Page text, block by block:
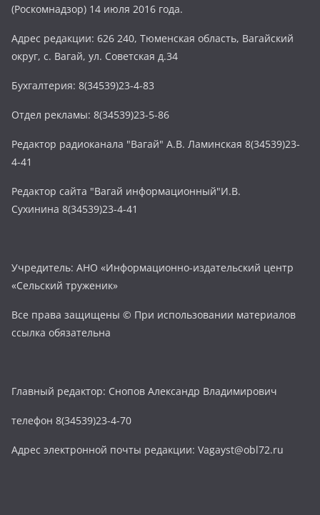
(Роскомнадзор) 14 июля 2016 года.
Адрес редакции: 626 240, Тюменская область, Вагайский
округ, с. Вагай, ул. Советская д.34
Бухгалтерия: 8(34539)23-4-83
Отдел рекламы: 8(34539)23-5-86
Редактор радиоканала "Вагай" А.В. Ламинская 8(34539)23-
4-41
Редактор сайта "Вагай информационный"И.В.
Сухинина 8(34539)23-4-41
Учредитель: АНО «Информационно-издательский центр
«Сельский труженик»
Все права защищены © При использовании материалов
ссылка обязательна
Главный редактор: Снопов Александр Владимирович
телефон 8(34539)23-4-70
Адрес электронной почты редакции: Vagayst@obl72.ru